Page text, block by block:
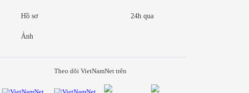
Hồ sơ
Ảnh
24h qua
Theo dõi VietNamNet trên